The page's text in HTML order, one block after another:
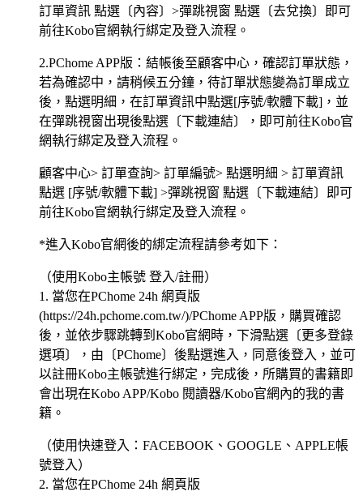
訂單資訊 點選〔內容〕>彈跳視窗 點選〔去兌換〕即可
前往Kobo官網執行綁定及登入流程。
2.PChome APP版：結帳後至顧客中心，確認訂單狀態，
若為確認中，請稍候五分鐘，待訂單狀態變為訂單成立
後，點選明細，在訂單資訊中點選[序號/軟體下載]，並
在彈跳視窗出現後點選〔下載連結〕，即可前往Kobo官
網執行綁定及登入流程。
顧客中心> 訂單查詢> 訂單編號> 點選明細 > 訂單資訊
點選 [序號/軟體下載] >彈跳視窗 點選〔下載連結〕即可
前往Kobo官網執行綁定及登入流程。
*進入Kobo官網後的綁定流程請參考如下：
（使用Kobo主帳號 登入/註冊）
1. 當您在PChome 24h 網頁版
(https://24h.pchome.com.tw/)/PChome APP版，購買確認
後，並依步驟跳轉到Kobo官網時，下滑點選〔更多登錄
選項〕，由〔PChome〕後點選進入，同意後登入，並可
以註冊Kobo主帳號進行綁定，完成後，所購買的書籍即
會出現在Kobo APP/Kobo 閱讀器/Kobo官網內的我的書
籍。
（使用快速登入：FACEBOOK、GOOGLE、APPLE帳
號登入）
2. 當您在PChome 24h 網頁版